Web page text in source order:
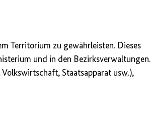
Territorium zu gewährleisten. Dieses
und in den Bezirksverwaltungen.
. Volkswirtschaft, Staatsapparat usw.),